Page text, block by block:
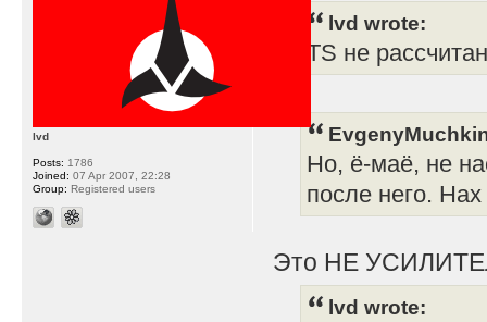
lvd wrote:
TS не
Но, ё-маё, не
после него.
Это НЕ
lvd wrote:
lvd
Posts: 1786
Joined: 07 Apr 2007, 22:28
Group: Registered users